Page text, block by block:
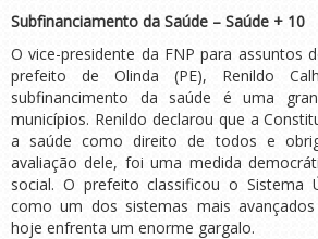
Subfinanciamento da Saúde – Saúde + 10
O vice-presidente da FNP para assuntos
prefeito de Olinda (PE), Renildo
subfinancimento da saúde é uma
municípios. Renildo declarou que a
a saúde como direito de todos e
avaliação dele, foi uma medida
social. O prefeito classificou o Sistema
como um dos sistemas mais
hoje enfrenta um enorme gargalo.